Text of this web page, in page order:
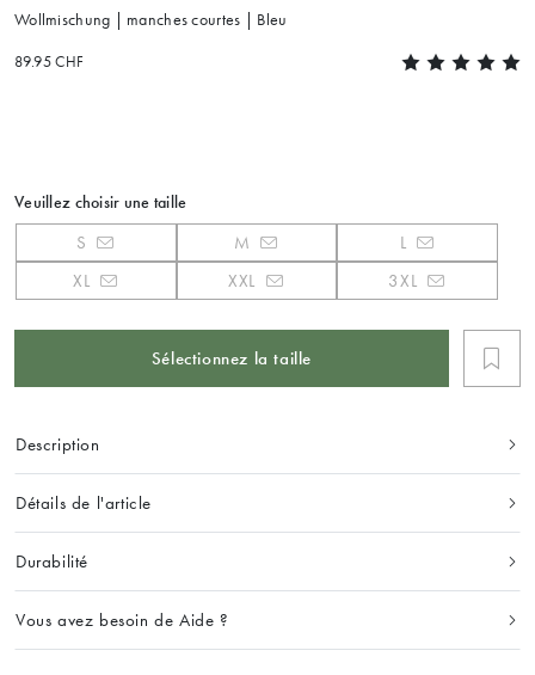
Wollmischung | manches courtes | Bleu
89.95 CHF
Veuillez choisir une taille
S M
L
XL
XXL 3XL
Sélectionnez la taille
Description
Détails de l'article
Durabilité
Vous avez besoin de Aide ?